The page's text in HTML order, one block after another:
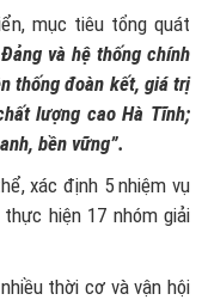
mục tiêu tổng quát
và hệ thống chính
thống đoàn kết, giá trị
lượng cao Hà Tĩnh;
bền vững”.
xác định 5 nhiệm vụ
hiện 17 nhóm giải
thời cơ và vận hội